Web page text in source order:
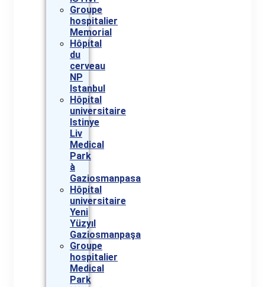
Groupe
hospitalier
Memorial
Hôpital
du
cerveau
NP
Istanbul
Hôpital
universitaire
Istinye
Liv
Medical
Park
à
Gaziosmanpasa
Hôpital
universitaire
Yeni
Yüzyıl
Gaziosmanpaşa
Groupe
hospitalier
Medical
Park